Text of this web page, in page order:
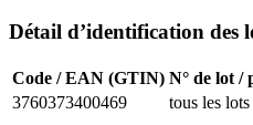
Détail d’identification des
Code / EAN (GTIN) N° de lot /
3760373400469
tous les lots